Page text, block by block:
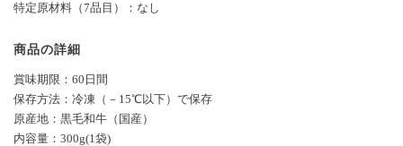
特定原材料（7品目）：なし
商品の詳細
賞味期限：60日間
保存方法：冷凍（－15℃以下）で保存
原産地：黒毛和牛（国産）
内容量：300g(1袋)